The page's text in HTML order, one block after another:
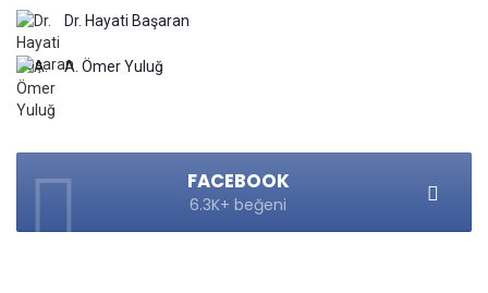
Dr. Hayati Başaran
A. Ömer Yuluğ
FACEBOOK
6.3K+ beğeni